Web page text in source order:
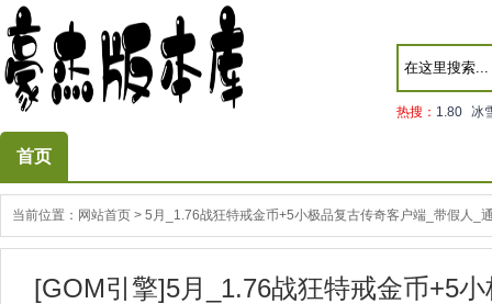
热搜： 1.80 冰
首页
当前位置： 网站首页 > 5月_1.76战狂特戒金币+5小极品复古传奇客户端_带假人_
[GOM引擎]5月_1.76战狂特戒金币+5